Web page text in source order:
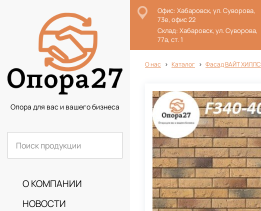
Опора для вас и вашего бизнеса
О КОМПАНИИ
НОВОСТИ
Офис: Хабаровск, ул. Суворова,
73е, офис 22
Склад: Хабаровск, ул. Суворова,
77а, ст. 1
О нас Каталог Фасад ВАЙТ ХИЛЛС